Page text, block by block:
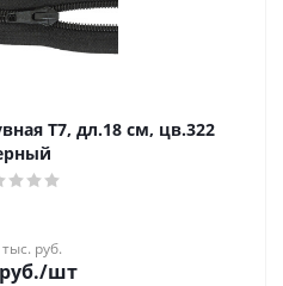
Т7, дл.18 см, цв.322
руб.
руб./шт